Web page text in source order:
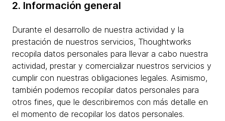
2. Información general
Durante el desarrollo de nuestra actividad y la
prestación de nuestros servicios, Thoughtworks
recopila datos personales para llevar a cabo nuestra
actividad, prestar y comercializar nuestros servicios y
cumplir con nuestras obligaciones legales. Asimismo,
también podemos recopilar datos personales para
otros fines, que le describiremos con más detalle en
el momento de recopilar los datos personales.